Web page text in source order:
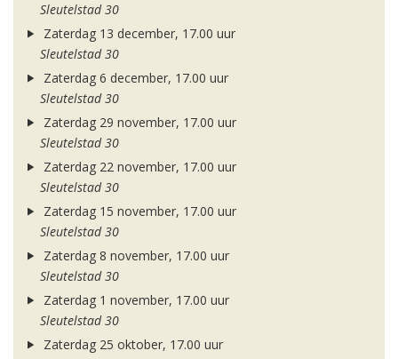
Sleutelstad 30
Zaterdag 13 december, 17.00 uur
Sleutelstad 30
Zaterdag 6 december, 17.00 uur
Sleutelstad 30
Zaterdag 29 november, 17.00 uur
Sleutelstad 30
Zaterdag 22 november, 17.00 uur
Sleutelstad 30
Zaterdag 15 november, 17.00 uur
Sleutelstad 30
Zaterdag 8 november, 17.00 uur
Sleutelstad 30
Zaterdag 1 november, 17.00 uur
Sleutelstad 30
Zaterdag 25 oktober, 17.00 uur